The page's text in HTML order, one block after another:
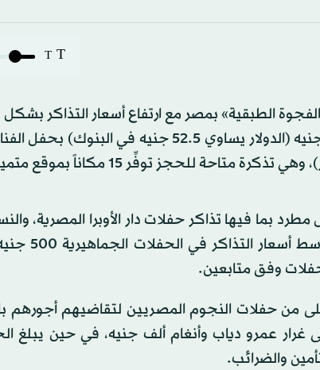
T
T
الطبقية» بمصر مع ارتفاع أسعار التذاكر بشكل
الأخيرة، بعدما سجَّلت أسعار بعض فئات التذاكر مليون جنيه (الدولار يساوي
توفِّر 15 مكاناً بموقع متميز داخل الحفل.
بما فيها تذاكر حفلات دار الأوبرا المصرية،
«مهرجان الموسيقى
وفق متابعين.
من حفلات النجوم المصريين لتقاضيهم أجورهم
عمرو دياب وأنغام ألف جنيه، في حين يبلغ